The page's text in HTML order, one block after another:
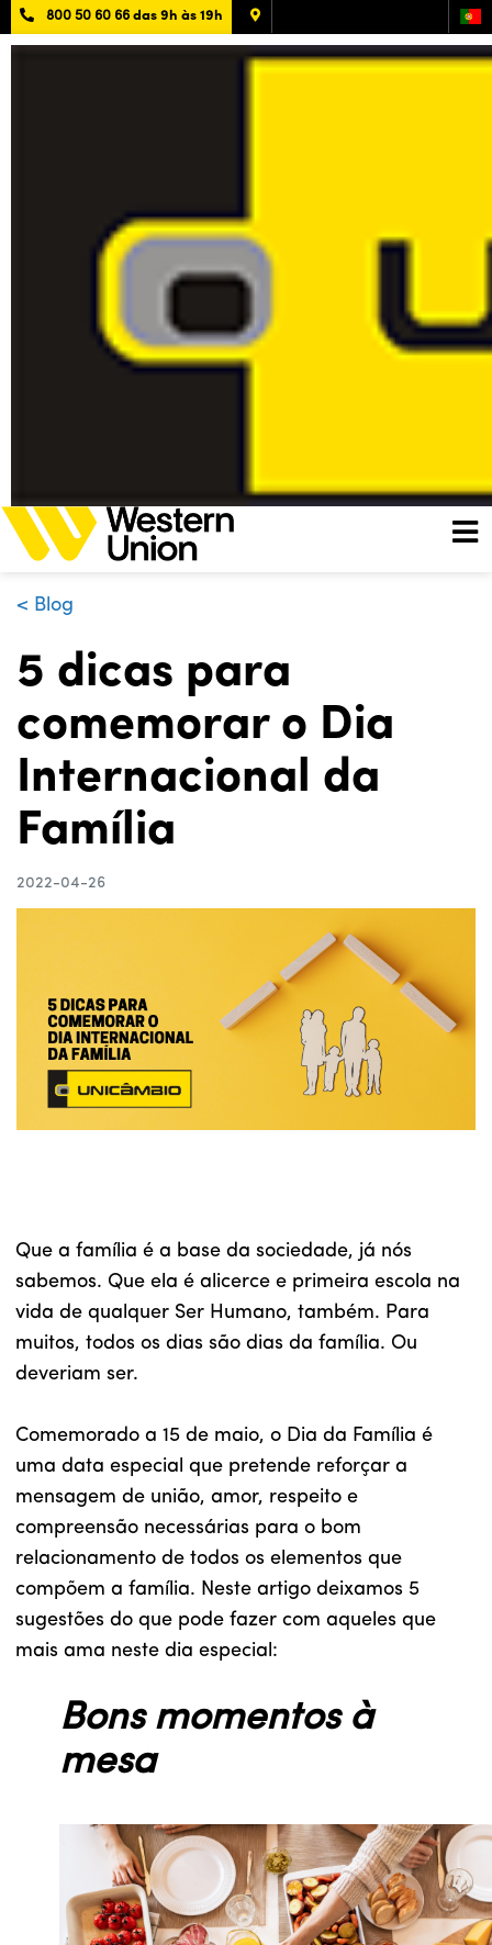
800 50 60 66 das 9h às 19h
< Blog
5 dicas para
comemorar o Dia
Internacional da
Família
2022-04-26
Que a família é a base da sociedade, já nós
sabemos. Que ela é alicerce e primeira escola na
vida de qualquer Ser Humano, também. Para
muitos, todos os dias são dias da família. Ou
deveriam ser.
Comemorado a 15 de maio, o Dia da Família é
uma data especial que pretende reforçar a
mensagem de união, amor, respeito e
compreensão necessárias para o bom
relacionamento de todos os elementos que
compõem a família. Neste artigo deixamos 5
sugestões do que pode fazer com aqueles que
mais ama neste dia especial:
Bons momentos à
mesa